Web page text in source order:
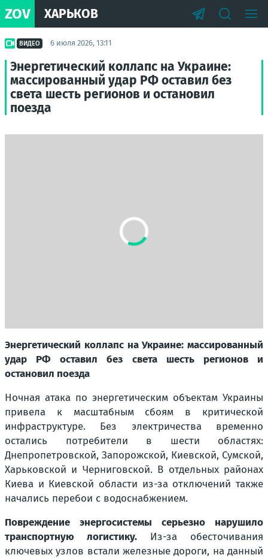
ZOV ХАРЬКОВ
ВИДЕО 6 июля 2026, 13:11
Энергетический коллапс на Украине:
массированный удар РФ оставил без
света шесть регионов и остановил
поезда
Энергетический коллапс на Украине: массированный
удар РФ оставил без света шесть регионов и
остановил поезда
Ночная атака по энергетическим объектам Украины
привела к масштабным сбоям в критической
инфраструктуре. Без электричества временно
остались потребители в шести областях:
Днепропетровской, Запорожской, Киевской, Сумской,
Харьковской и Черниговской. В отдельных районах
Киева и Киевской области из-за отключений также
начались перебои с водоснабжением.
Повреждение энергосистемы серьезно нарушило
транспортную логистику. Из-за обесточивания
ключевых узлов встали железные дороги, на данный